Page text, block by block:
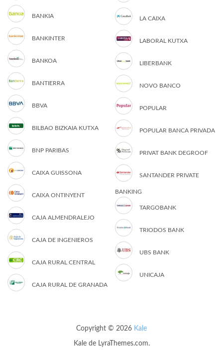
BANKIA
BANKINTER
BANKOA
BANTIERRA
BBVA
BILBAO BIZKAIA KUTXA
BNP PARIBAS
CAIXA GUISSONA
CAIXA ONTINYENT
CAJA ALMENDRALEJO
CAJA DE INGENIEROS
CAJA RURAL CENTRAL
CAJA RURAL DE GRANADA
LA CAIXA
LABORAL KUTXA
LIBERBANK
NOVO BANCO
POPULAR
POPULAR BANCA PRIVADA
PRIVAT BANK DEGROOF
SANTANDER PRIVATE
BANKING
TARGOBANK
TRIODOS BANK
UBS BANK
UNICAJA
Copyright © 2026 Kale
Kalede LyraThemes.com.